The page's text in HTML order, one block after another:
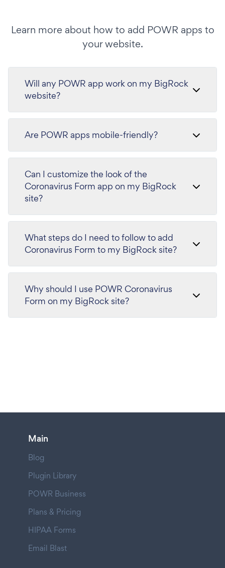
Learn more about how to add POWR apps to
your website.
Will any POWR app work on my BigRock
website?
Are POWR apps mobile-friendly?
Can I customize the look of the
Coronavirus Form app on my BigRock
site?
What steps do I need to follow to add
Coronavirus Form to my BigRock site?
Why should I use POWR Coronavirus
Form on my BigRock site?
Main
Blog
Plugin Library
POWR Business
Plans & Pricing
HIPAA Forms
Email Blast